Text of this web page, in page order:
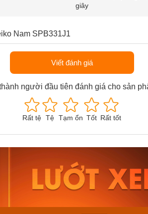
giây
Nam SPB331J1
Viết đánh giá
người đầu tiên đánh giá cho sản
Rất tệ Tệ Tạm ổn Tốt Rất tốt
Casio Nam MTS-
115D-1AVDF
2.823.000₫
2.399.550₫
Mua ngay